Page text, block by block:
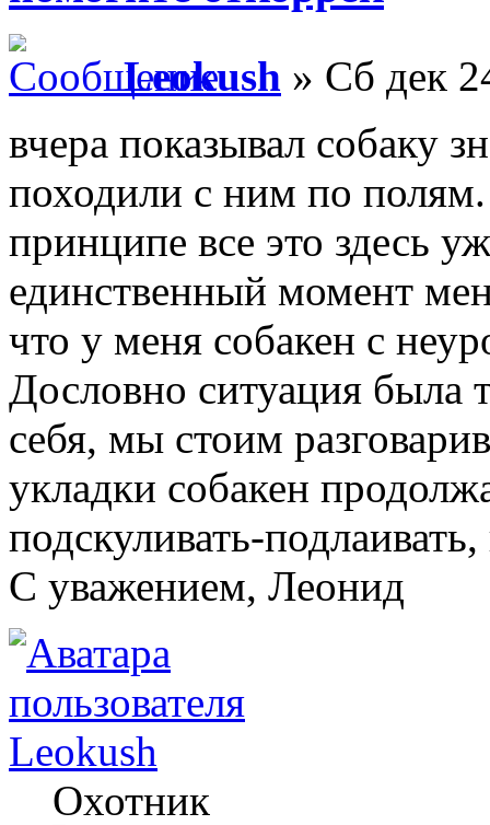
Leokush » Сб дек
вчера показывал собаку
походили с ним по
принципе все это здесь
единственный момент
что у меня собакен с
Дословно ситуация была
себя, мы стоим
укладки собакен
подскуливать-
C уважением, Леонид
Leokush
Охотник